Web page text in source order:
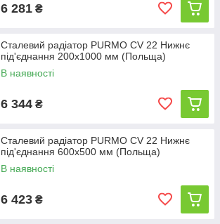
6 281 ₴
Сталевий радіатор PURMO СV 22 Нижнє
під'єднання 200x1000 мм (Польща)
В наявності
6 344 ₴
Сталевий радіатор PURMO CV 22 Нижнє
під'єднання 600x500 мм (Польща)
В наявності
6 423 ₴